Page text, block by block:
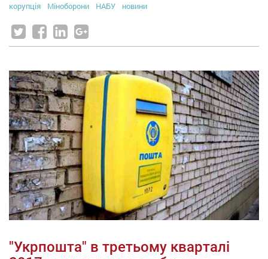
корупція
Міноборони НАБУ новини
"Укрпошта" в третьому кварталі